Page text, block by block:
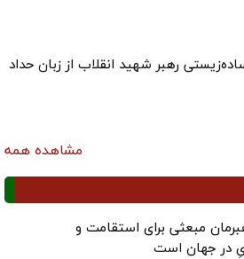
رهبر شهید انقلاب از زبان حداد
مشاهده همه
مبعثی برای استقامت و
در جهان است